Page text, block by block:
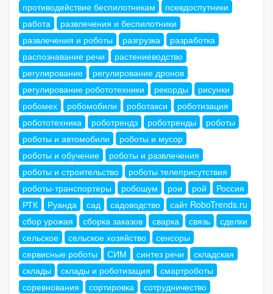
противодействие беспилотникам
псевдоспутники
работа
развлечения и беспилотники
развлечения и роботы
разгрузка
разработка
распознавание речи
растениеводство
регулирование
регулирование дронов
регулирование робототехники
рекорды
рисунки
робомех
робомобили роботакси
роботизация
робототехника
роботрендз роботренды
роботы
роботы и автомобили
роботы и мусор
роботы и обучение
роботы и развлечения
роботы и строительство
роботы телеприсутствия
роботы-транспортеры
робошум рои рой
Россия
РТК
Руанда сад садоводство
сайт RoboTrends.ru
сбор урожая
сборка заказов сварка связь
сделки
сельское
сельское хозяйство
сенсоры
сервисные роботы
СИМ синтез речи
складская
склады
склады и роботизация
смартроботы
соревнования
сортировка
сотрудничество